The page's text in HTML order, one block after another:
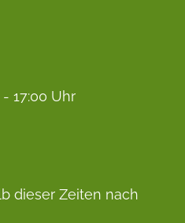
17:00 Uhr
dieser Zeiten nach